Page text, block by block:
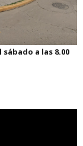
a las 8.00